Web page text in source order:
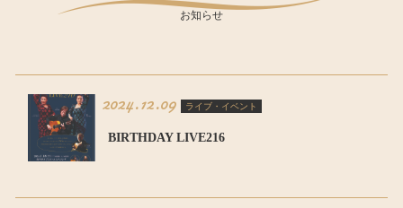
お知らせ
2024.12.09 ライブ・イベント
BIRTHDAY LIVE216